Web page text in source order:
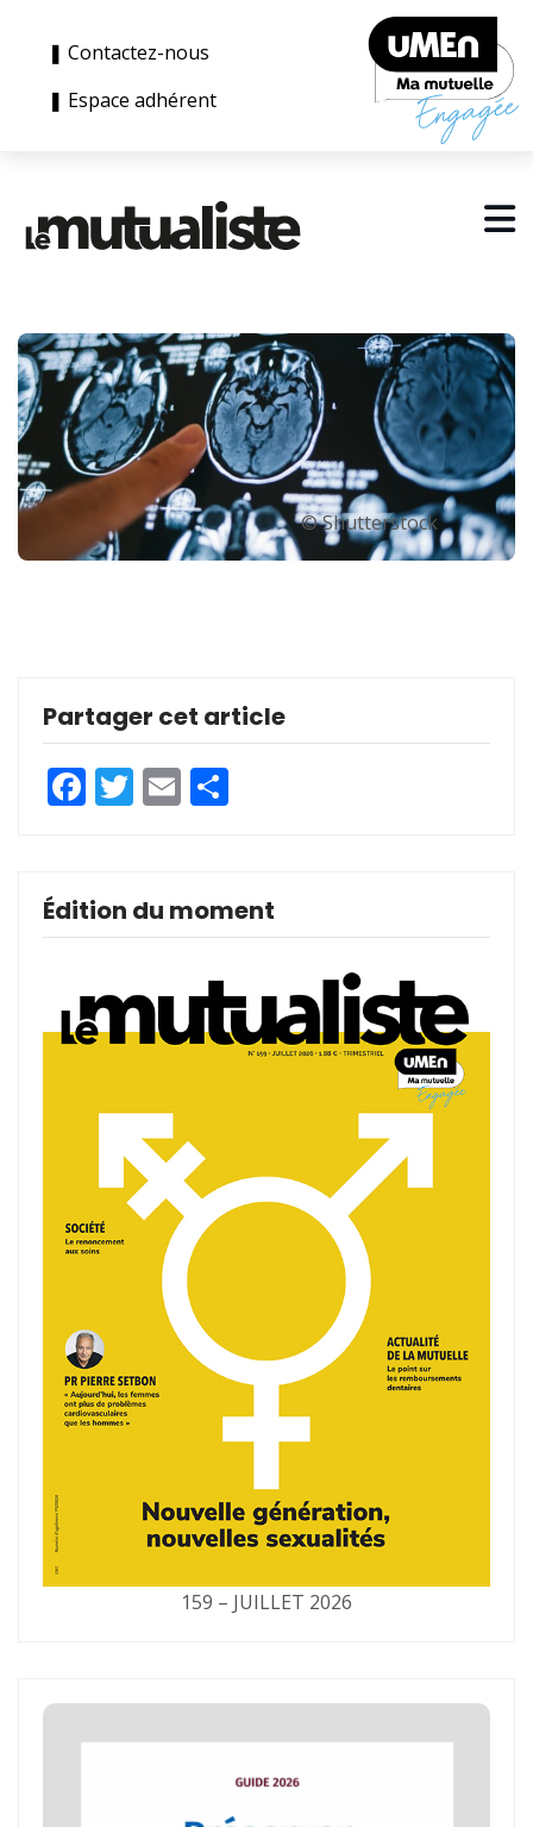
❚ Contactez-nous
❚ Espace adhérent
© Shutterstock
Partager cet article
Facebook
Twitter
Email
Édition du moment
159 – JUILLET 2026